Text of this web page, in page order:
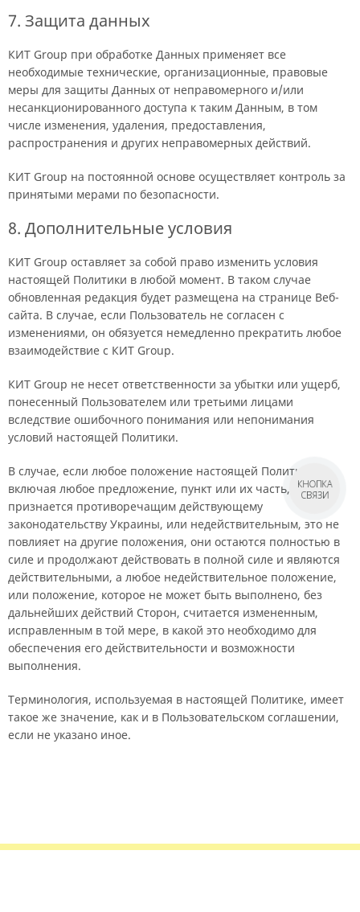
7. Защита данных
КИТ Group при обработке Данных применяет все
необходимые технические, организационные, правовые
меры для защиты Данных от неправомерного и/или
несанкционированного доступа к таким Данным, в том
числе изменения, удаления, предоставления,
распространения и других неправомерных действий.
КИТ Group на постоянной основе осуществляет контроль за
принятыми мерами по безопасности.
8. Дополнительные условия
КИТ Group оставляет за собой право изменить условия
настоящей Политики в любой момент. В таком случае
обновленная редакция будет размещена на странице Веб-
сайта. В случае, если Пользователь не согласен с
изменениями, он обязуется немедленно прекратить любое
взаимодействие с КИТ Group.
КИТ Group не несет ответственности за убытки или ущерб,
понесенный Пользователем или третьими лицами
вследствие ошибочного понимания или непонимания
условий настоящей Политики.
В случае, если любое положение настоящей Политики,
включая любое предложение, пункт или их часть,
признается противоречащим действующему
законодательству Украины, или недействительным, это не
повлияет на другие положения, они остаются полностью в
силе и продолжают действовать в полной силе и являются
действительными, а любое недействительное положение,
или положение, которое не может быть выполнено, без
дальнейших действий Сторон, считается измененным,
исправленным в той мере, в какой это необходимо для
обеспечения его действительности и возможности
выполнения.
Терминология, используемая в настоящей Политике, имеет
такое же значение, как и в Пользовательском соглашении,
если не указано иное.
КНОПКА
СВЯЗИ